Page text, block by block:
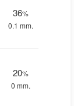
36%
0.1 mm.
20%
0 mm.